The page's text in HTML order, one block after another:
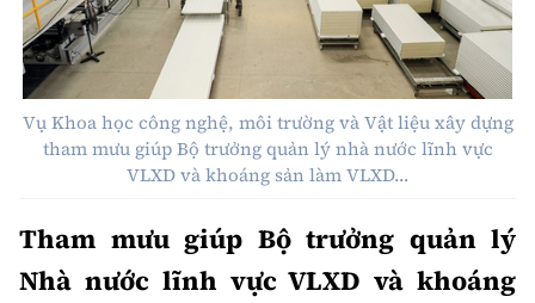
Vụ Khoa học công nghệ, môi trường và Vật liệu xây dựng
tham mưu giúp Bộ trưởng quản lý nhà nước lĩnh vực
VLXD và khoáng sản làm VLXD…
Tham mưu giúp Bộ trưởng quản lý
Nhà nước lĩnh vực VLXD và khoáng